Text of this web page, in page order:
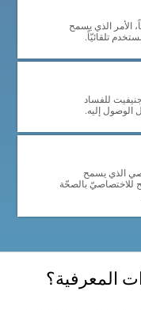
الأمر الذي يسمح
تلقائيّاً.
للفساد
الوصول إليه.
الذي يسمح
للاختصاصيّ بالصحّة
المعرفية؟